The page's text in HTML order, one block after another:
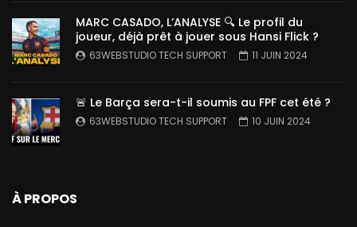
MARC CASADO, L’ANALYSE 🔍 Le profil du
joueur, déjà prêt à jouer sous Hansi Flick ?
63WEBSTUDIO TECH SUPPORT 11 JUIN 2024
🚨 Le Barça sera-t-il soumis au FPF cet été ?
63WEBSTUDIO TECH SUPPORT 10 JUIN 2024
À PROPOS